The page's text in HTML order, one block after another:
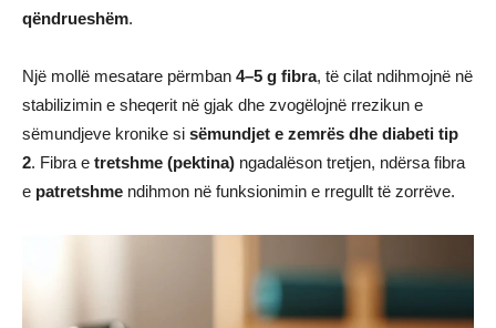
qëndrueshëm.
Një mollë mesatare përmban 4–5 g fibra, të cilat ndihmojnë në
stabilizimin e sheqerit në gjak dhe zvogëlojnë rrezikun e
sëmundjeve kronike si sëmundjet e zemrës dhe diabeti tip
2. Fibra e tretshme (pektina) ngadalëson tretjen, ndërsa fibra
e patretshme ndihmon në funksionimin e rregullt të zorrëve.